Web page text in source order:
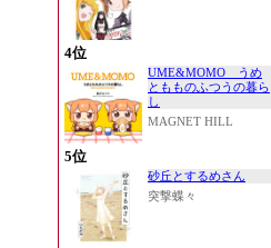
4位
UME&MOMO うめ
ともものふつうの暮ら
し
MAGNET HILL
5位
砂丘とするめさん
突撃蝶々